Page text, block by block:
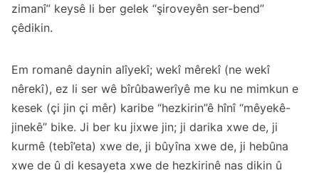
zimanî” keysê li ber gelek “şiroveyên ser-bend”
çêdikin.
Em romanê daynin alîyekî; wekî mêrekî (ne wekî
nêrekî), ez li ser wê bîrûbawerîyê me ku ne mimkun e
kesek (çi jin çi mêr) karibe “hezkirin”ê hînî “mêyekê-
jinekê” bike. Ji ber ku jixwe jin; ji darika xwe de, ji
kurmê (tebî’eta) xwe de, ji bûyîna xwe de, ji hebûna
xwe de û di kesayeta xwe de hezkirinê nas dikin û